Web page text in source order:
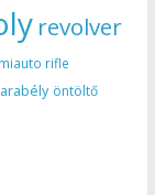
revolver
rifle
öntöltő